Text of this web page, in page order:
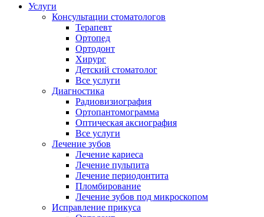
Услуги
Консультации стоматологов
Терапевт
Ортопед
Ортодонт
Хирург
Детский стоматолог
Все услуги
Диагностика
Радиовизиография
Ортопантомограмма
Оптическая аксиография
Все услуги
Лечение зубов
Лечение кариеса
Лечение пульпита
Лечение периодонтита
Пломбирование
Лечение зубов под микроскопом
Исправление прикуса